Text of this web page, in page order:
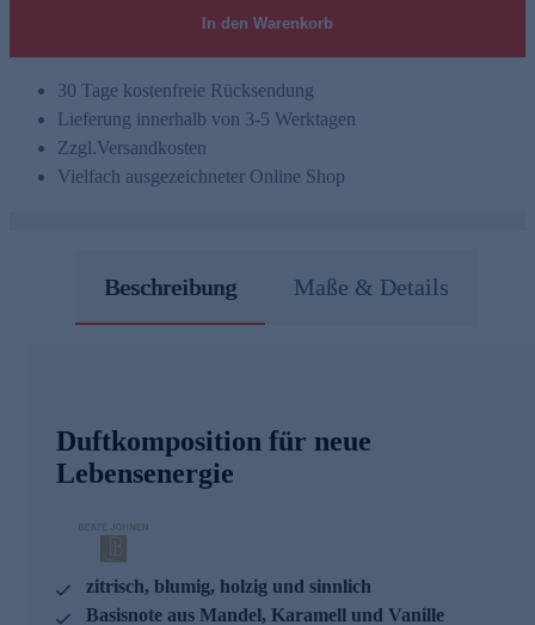
In den Warenkorb
30 Tage kostenfreie Rücksendung
Lieferung innerhalb von 3-5 Werktagen
Zzgl.Versandkosten
Vielfach ausgezeichneter Online Shop
Beschreibung Maße & Details
Duftkomposition für neue
Lebensenergie
zitrisch, blumig, holzig und sinnlich
Basisnote aus Mandel, Karamell und Vanille